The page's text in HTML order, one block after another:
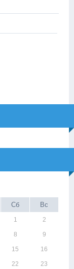
Сб Вс
1 2
8 9
15 16
22 23